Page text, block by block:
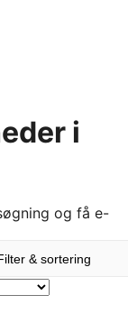
i
og få e-
& sortering